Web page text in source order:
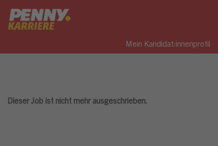
Mein Kandidat:innenprofil
Dieser Job ist nicht mehr ausgeschrieben.